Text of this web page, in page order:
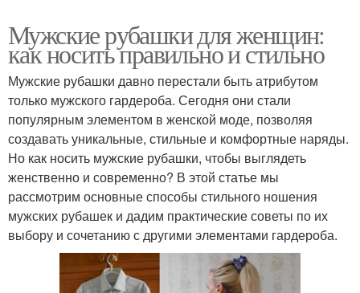
Мужские рубашки для женщин:
как носить правильно и стильно
Мужские рубашки давно перестали быть атрибутом
только мужского гардероба. Сегодня они стали
популярным элементом в женской моде, позволяя
создавать уникальные, стильные и комфортные наряды.
Но как носить мужские рубашки, чтобы выглядеть
женственно и современно? В этой статье мы
рассмотрим основные способы стильного ношения
мужских рубашек и дадим практические советы по их
выбору и сочетанию с другими элементами гардероба.